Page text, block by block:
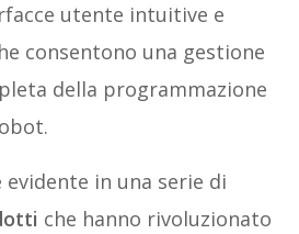
utente intuitive e
consentono una gestione
della programmazione
in una serie di
che hanno rivoluzionato